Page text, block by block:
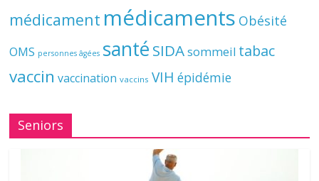
médicament médicaments Obésité
OMS personnes âgées santé SIDAsommeil tabac
vaccin vaccination vaccins VIH épidémie
Seniors